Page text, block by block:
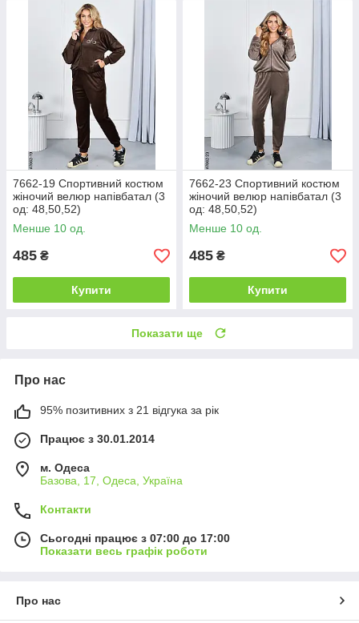
7662-19 Спортивний костюм
жіночий велюр напівбатал (3
од: 48,50,52)
Менше 10 од.
485 ₴
Купити
7662-23 Спортивний костюм
жіночий велюр напівбатал (3
од: 48,50,52)
Менше 10 од.
485 ₴
Купити
Показати ще
Про нас
95% позитивних з 21 відгука за рік
Працює з 30.01.2014
м. Одеса
Базова, 17, Одеса, Україна
Контакти
Сьогодні працює з 07:00 до 17:00
Показати весь графік роботи
Про нас